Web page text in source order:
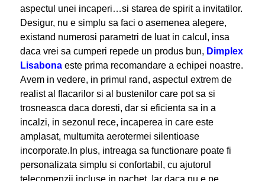
aspectul unei incaperi…si starea de spirit a invitatilor.
Desigur, nu e simplu sa faci o asemenea alegere,
existand numerosi parametri de luat in calcul, insa
daca vrei sa cumperi repede un produs bun, Dimplex
Lisabonaeste prima recomandare a echipei noastre.
Avem in vedere, in primul rand, aspectul extrem de
realist al flacarilor si al bustenilor care pot sa si
trosneasca daca doresti, dar si eficienta sa in a
incalzi, in sezonul rece, incaperea in care este
amplasat, multumita aerotermei silentioase
incorporate.In plus, intreaga sa functionare poate fi
personalizata simplu si confortabil, cu ajutorul
telecomenzii incluse in pachet. Iar daca nu e pe